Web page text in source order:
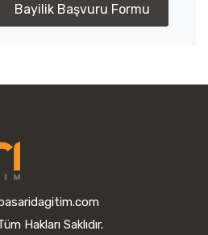
Bayilik Başvuru Formu
Hakları Saklıdır.